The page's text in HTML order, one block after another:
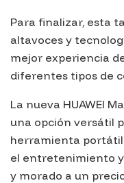
Para finalizar, esta
altavoces y
mejor experiencia
diferentes tipos de
La nueva HUAWEI
una opción versátil
herramienta
el entretenimiento
y morado a un